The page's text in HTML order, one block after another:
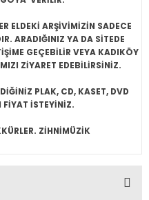
ELDEKİ ARŞİVİMİZİN SADECE
ARADIĞINIZ YA DA SİTEDE
GEÇEBİLİR VEYA KADIKÖY
ZİYARET EDEBİLİRSİNİZ.
PLAK, CD, KASET, DVD
FİYAT İSTEYİNİZ.
ZİHNİMÜZİK